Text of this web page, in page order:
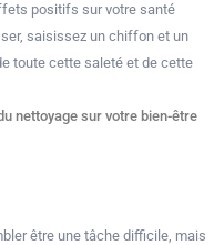
positifs sur votre santé
saisissez un chiffon et un
toute cette saleté et de cette
nettoyage sur votre bien-être
être une tâche difficile, mais